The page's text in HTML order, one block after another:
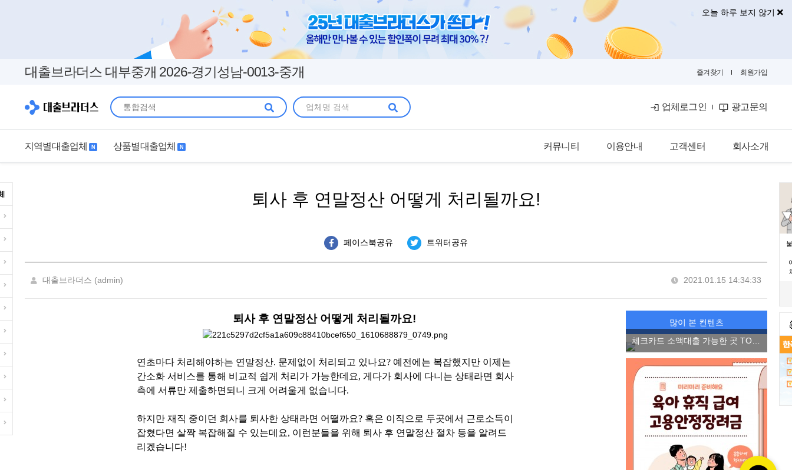
오늘 하루 보지 않기
대출브라더스 대부중개 2026-경기성남-0013-중개 즐겨찾기 회원가입
업체로그인 광고문의
지역별대출업체 N 상품별대출업체 N 커뮤니티 이용안내 고객센터 회사소개
퇴사 후 연말정산 어떻게 처리될까요!
페이스북공유 트위터공유
대출브라더스 (admin) 2021.01.15 14:34:33
많이 본 컨텐츠
퇴사 후 연말정산 어떻게 처리될까요!
연초마다 처리해야하는 연말정산. 문제없이 처리되고 있나요? 예전에는 복잡했지만 이제는
간소화 서비스를 통해 비교적 쉽게 처리가 가능한데요, 게다가 회사에 다니는 상태라면 회사
측에 서류만 제출하면되니 크게 어려울게 없습니다.
하지만 재직 중이던 회사를 퇴사한 상태라면 어떨까요? 혹은 이직으로 두곳에서 근로소득이
잡혔다면 살짝 복잡해질 수 있는데요, 이런분들을 위해 퇴사 후 연말정산 절차 등을 알려드
리겠습니다!